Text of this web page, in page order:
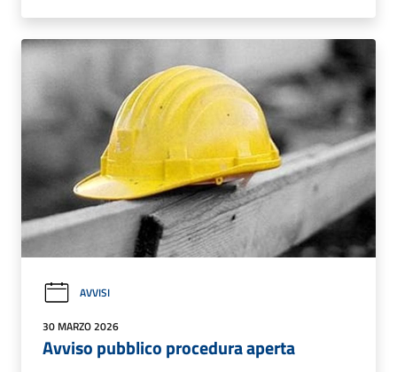
AVVISI
30 MARZO 2026
Avviso pubblico procedura aperta